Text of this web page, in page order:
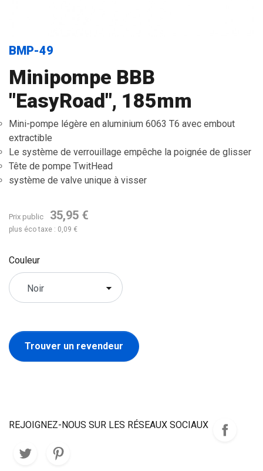
BMP-49
Minipompe BBB
"EasyRoad", 185mm
Mini-pompe légère en aluminium 6063 T6 avec embout
extractible
Le système de verrouillage empêche la poignée de glisser
Tête de pompe TwitHead
système de valve unique à visser
Prix public 35,95 €
plus éco taxe : 0,09 €
Couleur
Trouver un revendeur
REJOIGNEZ-NOUS SUR LES RÉSEAUX SOCIAUX